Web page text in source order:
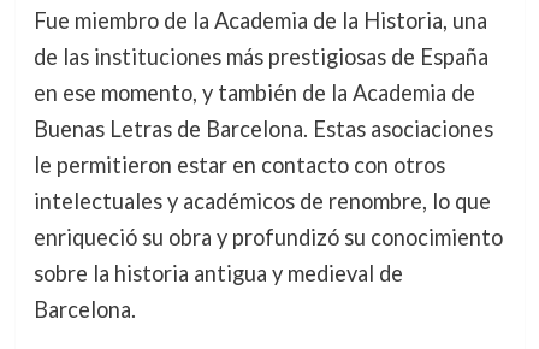
Fue miembro de la Academia de la Historia, una
de las instituciones más prestigiosas de España
en ese momento, y también de la Academia de
Buenas Letras de Barcelona. Estas asociaciones
le permitieron estar en contacto con otros
intelectuales y académicos de renombre, lo que
enriqueció su obra y profundizó su conocimiento
sobre la historia antigua y medieval de
Barcelona.